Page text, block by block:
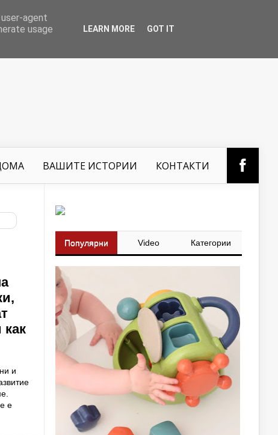
ВАШИТЕ ИСТОРИИ КОНТАКТИ
и
е
Популярни Video Категории
agent
usage
LEARN MORE GOT IT